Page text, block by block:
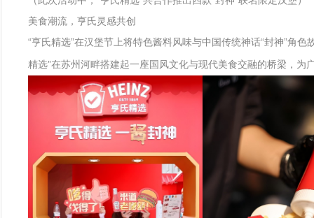
美食潮流，亨氏灵感共创
“亨氏精选”在汉堡节上将特色酱料风味与中国传统神话“封神”角
精选”在苏州河畔搭建起一座国风文化与现代美食交融的桥梁，为